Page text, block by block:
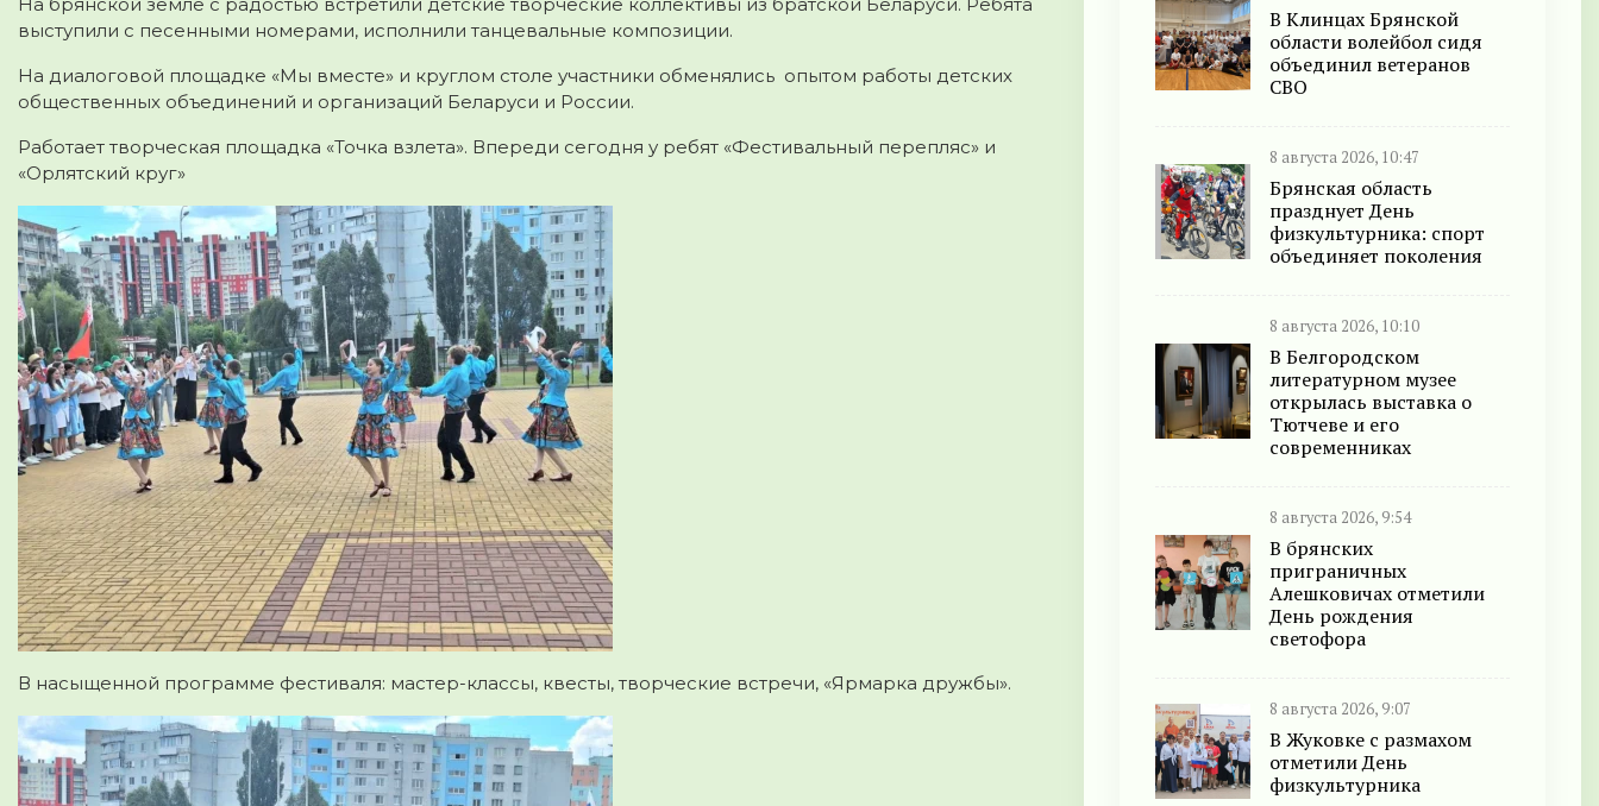
выступили с песенными номерами, исполнили танцевальные композиции.
На диалоговой площадке «Мы вместе» и круглом столе участники обменялись опытом работы детских
общественных объединений и организаций Беларуси и России.
Работает творческая площадка «Точка взлета». Впереди сегодня у ребят «Фестивальный перепляс» и
«Орлятский круг»
В насыщенной программе фестиваля: мастер-классы, квесты, творческие встречи, «Ярмарка дружбы».
В Клинцах Брянской
области волейбол сидя
объединил ветеранов
СВО
8 августа 2026, 10:47
Брянская область
празднует День
физкультурника: спорт
объединяет поколения
8 августа 2026, 10:10
В Белгородском
литературном музее
открылась выставка о
Тютчеве и его
современниках
8 августа 2026, 9:54
В брянских
приграничных
Алешковичах отметили
День рождения
светофора
8 августа 2026, 9:07
В Жуковке с размахом
отметили День
физкультурника